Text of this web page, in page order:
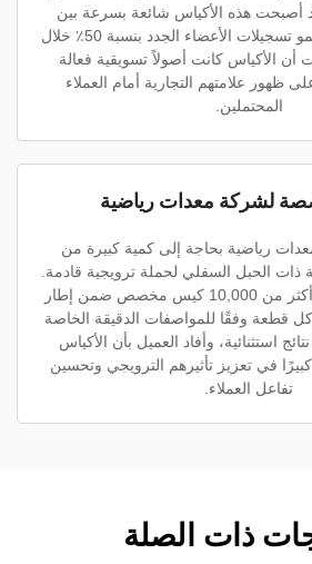
أصبحت هذه الأكياس شائعة بسرعة بين
الأعضاء وساهمت في نمو تسجيلات الأعضاء الجدد بنسبة 50٪ خلال
أن الأكياس كانت أصولاً تسويقية فعالة
ظهور علامتهم التجارية أمام العملاء
المحتملين.
لشركة معدات رياضية
رياضية بحاجة إلى كمية كبيرة من
ذات الحبل السفلي لحملة ترويجية قادمة.
تمكنا بنجاح من تسليم أكثر من 10,000 كيس مخصص ضمن إطار
قطعة وفقًا للمواصفات الدقيقة الخاصة
استثنائية، وأفاد العميل بأن الأكياس
في تعزيز تأثيرهم الترويجي وتحسين
تفاعل العملاء.
ذات الصلة